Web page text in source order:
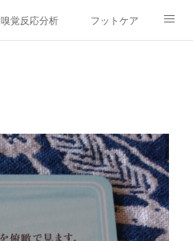
嗅覚反応分析 フットケア